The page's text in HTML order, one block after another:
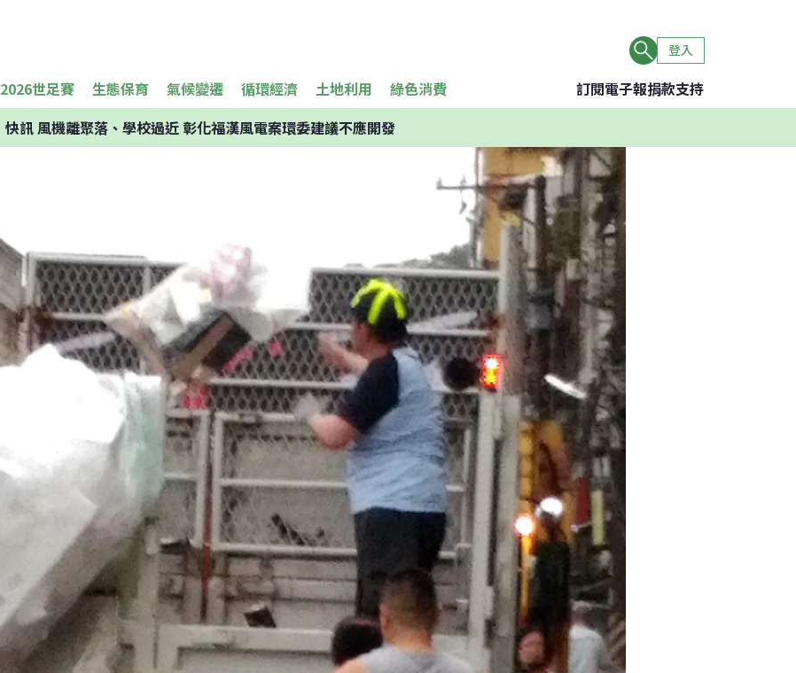
登入
2026世足賽 生態保育 氣候變遷 循環經濟 土地利用 綠色消費 訂閱電子報捐款支持
快訊風機離聚落、學校過近 彰化福漢風電案環委建議不應開發